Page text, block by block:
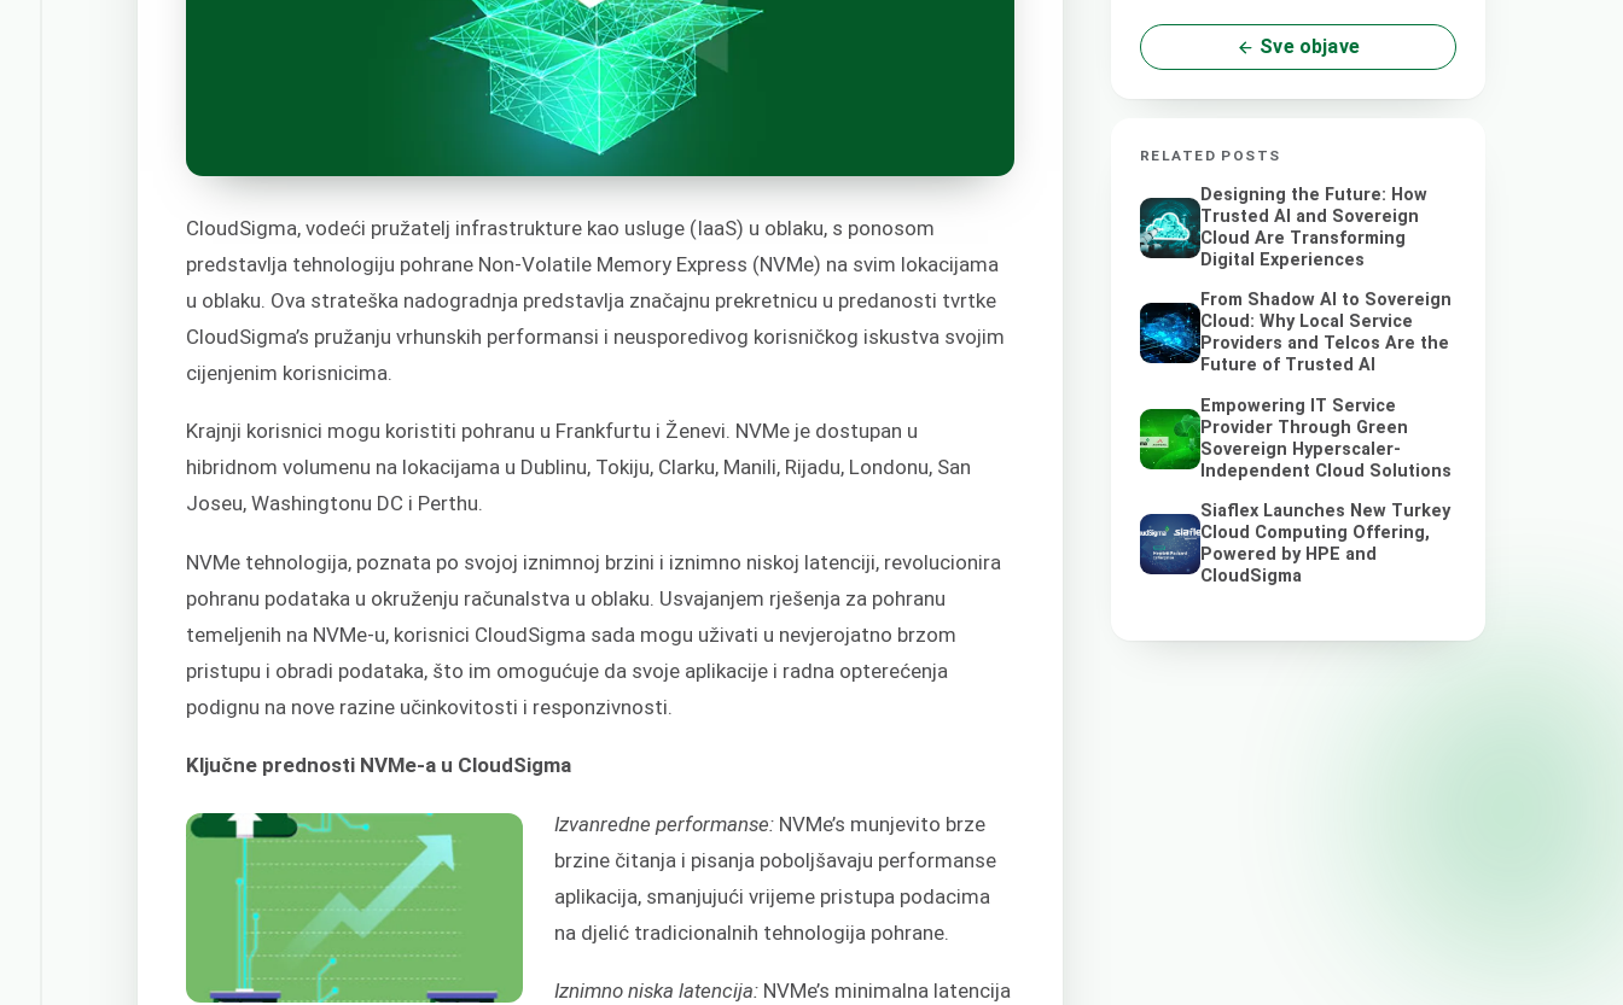
CloudSigma, vodeći pružatelj infrastrukture kao usluge (IaaS) u oblaku, s ponosom
predstavlja tehnologiju pohrane Non-Volatile Memory Express (NVMe) na svim lokacijama
u oblaku. Ova strateška nadogradnja predstavlja značajnu prekretnicu u predanosti tvrtke
CloudSigma’s pružanju vrhunskih performansi i neusporedivog korisničkog iskustva svojim
cijenjenim korisnicima.
Krajnji korisnici mogu koristiti pohranu u Frankfurtu i Ženevi. NVMe je dostupan u
hibridnom volumenu na lokacijama u Dublinu, Tokiju, Clarku, Manili, Rijadu, Londonu, San
Joseu, Washingtonu DC i Perthu.
NVMe tehnologija, poznata po svojoj iznimnoj brzini i iznimno niskoj latenciji, revolucionira
pohranu podataka u okruženju računalstva u oblaku. Usvajanjem rješenja za pohranu
temeljenih na NVMe-u, korisnici CloudSigma sada mogu uživati u nevjerojatno brzom
pristupu i obradi podataka, što im omogućuje da svoje aplikacije i radna opterećenja
podignu na nove razine učinkovitosti i responzivnosti.
Ključne prednosti NVMe-a u CloudSigma
Izvanredne performanse:NVMe’s munjevito brze
brzine čitanja i pisanja poboljšavaju performanse
aplikacija, smanjujući vrijeme pristupa podacima
na djelić tradicionalnih tehnologija pohrane.
Iznimno niska latencija:NVMe’s minimalna latencija
Sve objave
RELATED POSTS
Designing the Future: How
Trusted AI and Sovereign
Cloud Are Transforming
Digital Experiences
From Shadow AI to Sovereign
Cloud: Why Local Service
Providers and Telcos Are the
Future of Trusted AI
Empowering IT Service
Provider Through Green
Sovereign Hyperscaler-
Independent Cloud Solutions
Siaflex Launches New Turkey
Cloud Computing Offering,
Powered by HPE and
CloudSigma